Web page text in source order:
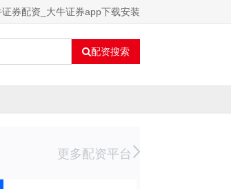
券配资_大牛证券app下载安装
配资搜索
更多配资平台